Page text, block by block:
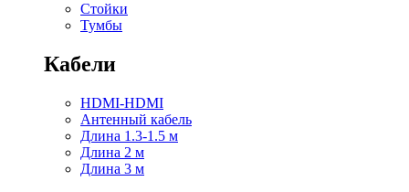
Стойки
Тумбы
Кабели
HDMI-HDMI
Антенный кабель
Длина 1.3-1.5 м
Длина 2 м
Длина 3 м